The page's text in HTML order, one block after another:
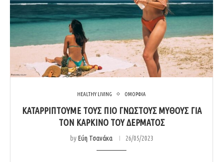
HEALTHY LIVING ΟΜΟΡΦΙΑ
ΚΑΤΑΡΡΙΠΤΟΥΜΕ ΤΟΥΣ ΠΙΟ ΓΝΩΣΤΟΥΣ ΜΥΘΟΥΣ ΓΙΑ
ΤΟΝ ΚΑΡΚΙΝΟ ΤΟΥ ΔΕΡΜΑΤΟΣ
byΕύη Τσανάκα 26/05/2023